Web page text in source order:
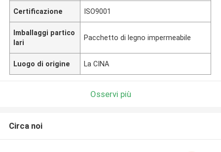
Certificazione ISO9001
Imballaggi partico
lari
Pacchetto di legno impermeabile
Luogo di origine La CINA
Osservi più
Circa noi